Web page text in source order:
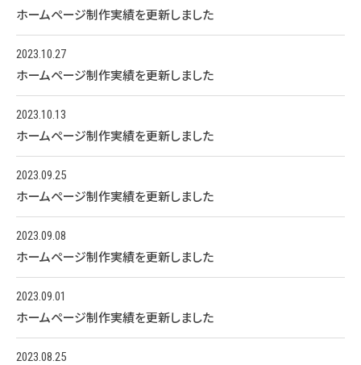
ホームページ制作実績を更新しました
2023.10.27
ホームページ制作実績を更新しました
2023.10.13
ホームページ制作実績を更新しました
2023.09.25
ホームページ制作実績を更新しました
2023.09.08
ホームページ制作実績を更新しました
2023.09.01
ホームページ制作実績を更新しました
2023.08.25